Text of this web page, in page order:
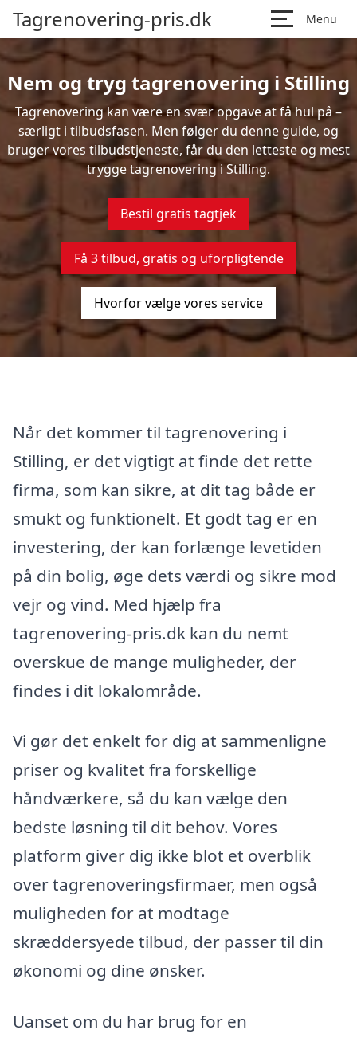
Tagrenovering-pris.dk Menu
Nem og tryg tagrenovering i Stilling
Tagrenovering kan være en svær opgave at få hul på –
særligt i tilbudsfasen. Men følger du denne guide, og
bruger vores tilbudstjeneste, får du den letteste og mest
trygge tagrenovering i Stilling.
Bestil gratis tagtjek
Få 3 tilbud, gratis og uforpligtende
Hvorfor vælge vores service
Når det kommer til tagrenovering i
Stilling, er det vigtigt at finde det rette
firma, som kan sikre, at dit tag både er
smukt og funktionelt. Et godt tag er en
investering, der kan forlænge levetiden
på din bolig, øge dets værdi og sikre mod
vejr og vind. Med hjælp fra
tagrenovering-pris.dk kan du nemt
overskue de mange muligheder, der
findes i dit lokalområde.
Vi gør det enkelt for dig at sammenligne
priser og kvalitet fra forskellige
håndværkere, så du kan vælge den
bedste løsning til dit behov. Vores
platform giver dig ikke blot et overblik
over tagrenoveringsfirmaer, men også
muligheden for at modtage
skræddersyede tilbud, der passer til din
økonomi og dine ønsker.
Uanset om du har brug for en